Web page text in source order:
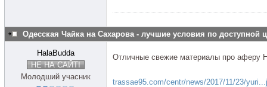
Одесская Чайка на Сахарова - лучшие условия по доступной
HalaBudda
НЕ НА САЙТІ
Молодший учасник
Отличные свежие материалы про аферу
trassae95.com/centr/news/2017/11/23/